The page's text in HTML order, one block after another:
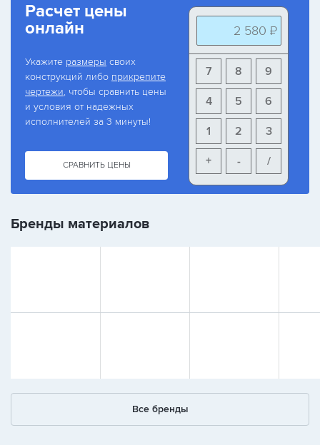
Расчет цены
онлайн
Укажите размеры своих
конструкций либо прикрепите
чертежи, чтобы сравнить цены
и условия от надежных
исполнителей за 3 минуты!
СРАВНИТЬ ЦЕНЫ
2 580 ₽
9
8
7
6
5
4
3
2
1
+ - /
Бренды материалов
Все бренды